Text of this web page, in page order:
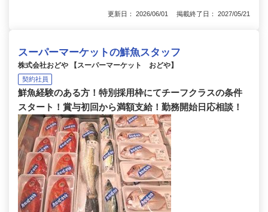
更新日： 2026/06/01 掲載終了日： 2027/05/21
スーパーマーケットの鮮魚スタッフ
株式会社おどや 【スーパーマーケット おどや】
契約社員
鮮魚経験のある方！特別採用枠にてチーフクラスの条件
スタート！賞与初回から満額支給！勤務開始日応相談！